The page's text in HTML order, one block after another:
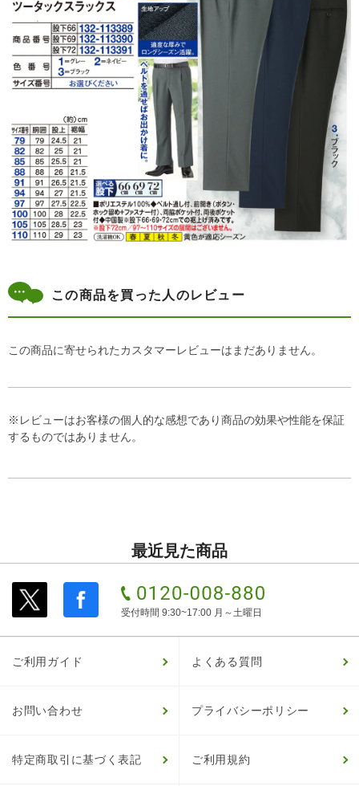
この商品を買った人のレビュー
この商品に寄せられたカスタマーレビューはまだありません。
※レビューはお客様の個人的な感想であり商品の効果や性能を保証
するものではありません。
最近見た商品
受付時間 9:30~17:00 月～土曜日
ご利用ガイド よくある質問
お問い合わせ プライバシーポリシー
特定商取引に基づく表記 ご利用規約